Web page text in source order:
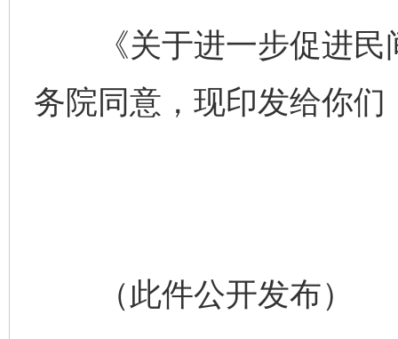
《关于进一步促进民
务院同意，现印发给你
（此件公开发布）